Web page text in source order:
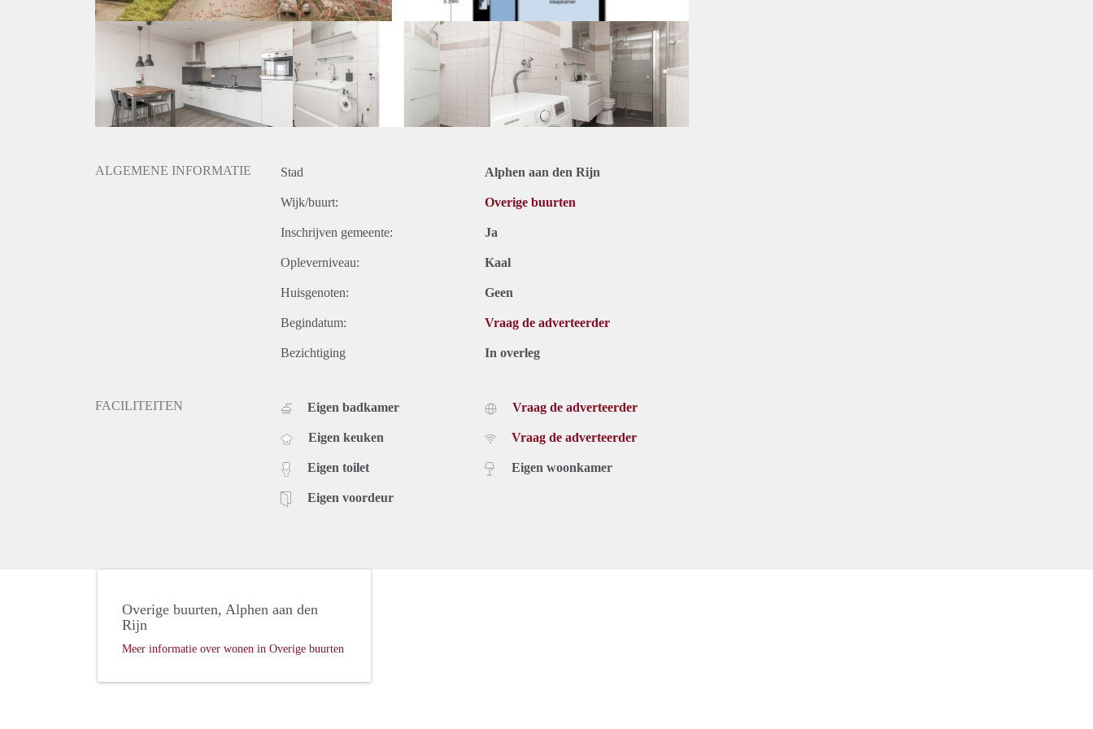
ALGEMENE INFORMATIE Stad Alphen aan den Rijn
Wijk/buurt: Overige buurten
Inschrijven gemeente: Ja
Opleverniveau: Kaal
Huisgenoten: Geen
Begindatum: Vraag de adverteerder
Bezichtiging In overleg
FACILITEITEN Eigen badkamer
Eigen keuken
Eigen toilet
Eigen voordeur
Vraag de adverteerder
Vraag de adverteerder
Eigen woonkamer
Overige buurten, Alphen aan den
Rijn
Meer informatie over wonen in Overige buurten